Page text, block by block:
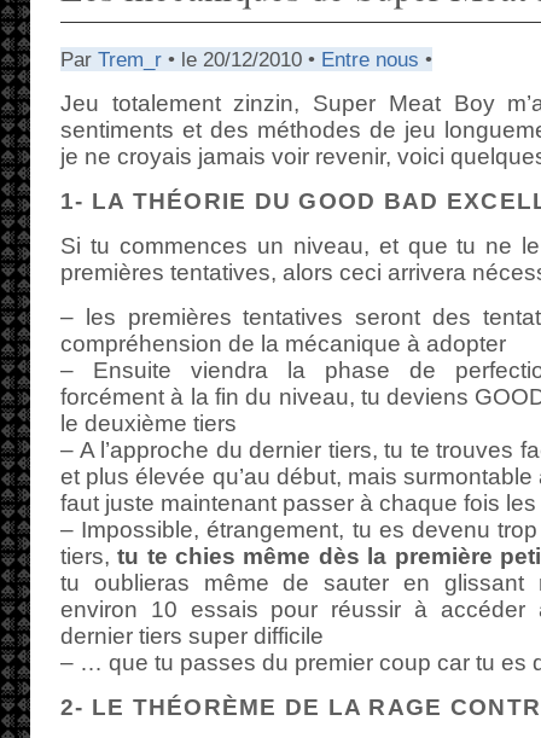
Par Trem_r • le 20/12/2010 • Entre nous •
Jeu totalement zinzin, Super Meat Boy
sentiments et des méthodes de jeu
je ne croyais jamais voir revenir, voici
1- LA THÉORIE DU GOOD BAD
Si tu commences un niveau, et que tu ne
premières tentatives, alors ceci arrivera
– les premières tentatives seront des
compréhension de la mécanique à adopter
– Ensuite viendra la phase de
forcément à la fin du niveau, tu deviens
le deuxième tiers
– A l’approche du dernier tiers, tu te trouves
et plus élevée qu’au début, mais
faut juste maintenant passer à chaque fois
– Impossible, étrangement, tu es devenu
tiers,tu te chies même dès la première
tu oublieras même de sauter en glissant
environ 10 essais pour réussir à
dernier tiers super difficile
– … que tu passes du premier coup car tu es
2- LE THÉORÈME DE LA RAGE